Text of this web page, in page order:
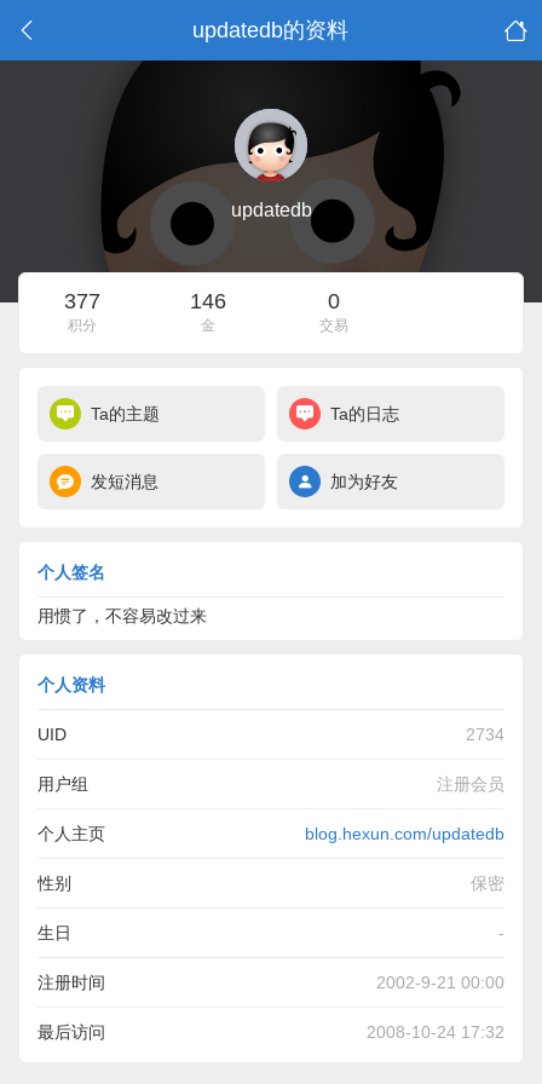
updatedb的资料
updatedb
377
积分
146
金
0
交易
Ta的主题 Ta的日志
发短消息 加为好友
个人签名
用惯了，不容易改过来
个人资料
UID 2734
用户组 注册会员
个人主页 blog.hexun.com/updatedb
性别 保密
生日 -
注册时间 2002-9-21 00:00
最后访问 2008-10-24 17:32